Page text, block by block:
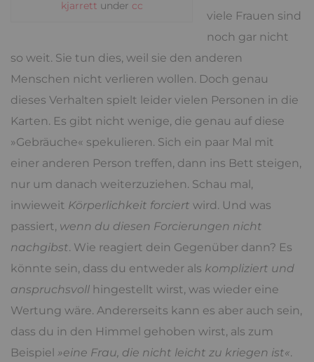
kjarrett under cc
viele Frauen sind
noch gar nicht
so weit. Sie tun dies, weil sie den anderen
Menschen nicht verlieren wollen. Doch genau
dieses Verhalten spielt leider vielen Personen in die
Karten. Es gibt nicht wenige, die genau auf diese
»Gebräuche« spekulieren. Sich ein paar Mal mit
einer anderen Person treffen, dann ins Bett steigen,
nur um danach weiterzuziehen. Schau mal,
inwieweit Körperlichkeit forciert wird. Und was
passiert, wenn du diesen Forcierungen nicht
nachgibst. Wie reagiert dein Gegenüber dann? Es
könnte sein, dass du entweder als kompliziert und
anspruchsvoll hingestellt wirst, was wieder eine
Wertung wäre. Andererseits kann es aber auch sein,
dass du in den Himmel gehoben wirst, als zum
Beispiel »eine Frau, die nicht leicht zu kriegen ist«.